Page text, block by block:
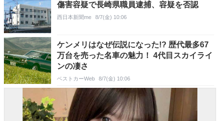
傷害容疑で長崎県職員逮捕、容疑を否認
西日本新聞me 8/7(金) 10:06
ケンメリはなぜ伝説になった!? 歴代最多67
万台を売った名車の魅力！ 4代目スカイライ
ンの凄さ
ベストカーWeb 8/7(金) 10:06